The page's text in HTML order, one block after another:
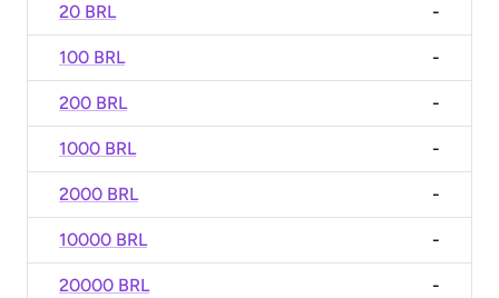
20 BRL -
100 BRL -
200 BRL -
1000 BRL -
2000 BRL -
10000 BRL -
20000 BRL -